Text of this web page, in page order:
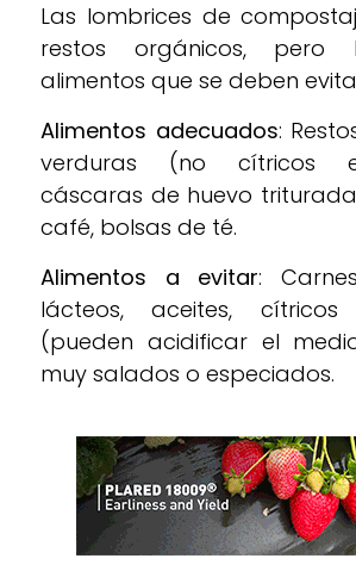
Las lombrices de
restos orgánicos, pero
alimentos que se deben
Alimentos adecuados:
verduras (no cítricos
cáscaras de huevo
café, bolsas de té.
Alimentos a evitar:
lácteos, aceites,
(pueden acidificar el
muy salados o especiados.